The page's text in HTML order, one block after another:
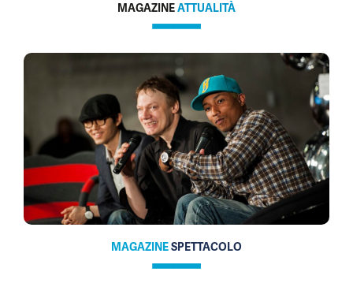
MAGAZINEATTUALITÀ
MAGAZINESPETTACOLO